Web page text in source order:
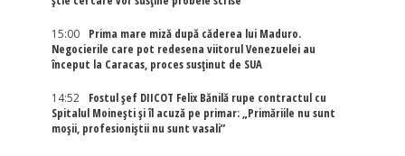
15:00
Prima mare miză după căderea lui Maduro.
Negocierile care pot redesena viitorul Venezuelei au
început la Caracas, proces susținut de SUA
14:52
Fostul șef DIICOT Felix Bănilă rupe contractul cu
Spitalul Moinești și îl acuză pe primar: „Primăriile nu sunt
moșii, profesioniștii nu sunt vasali”